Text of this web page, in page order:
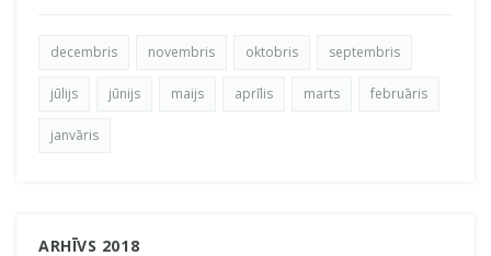
decembris novembris oktobris septembris
jūlijs jūnijs maijs aprīlis marts februāris
janvāris
ARHĪVS 2018